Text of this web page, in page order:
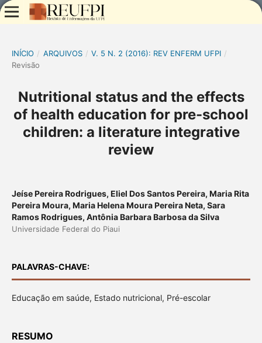
INÍCIO / ARQUIVOS / V. 5 N. 2 (2016): REV ENFERM UFPI /
Revisão
Nutritional status and the effects
of health education for pre-school
children: a literature integrative
review
Jeíse Pereira Rodrigues, Eliel Dos Santos Pereira, Maria Rita
Pereira Moura, Maria Helena Moura Pereira Neta, Sara
Ramos Rodrigues, Antônia Barbara Barbosa da Silva
Universidade Federal do Piaui
PALAVRAS-CHAVE:
Educação em saúde, Estado nutricional, Pré-escolar
RESUMO